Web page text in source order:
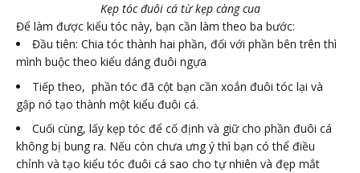
Kẹp tóc đuôi cá từ kẹp càng cua
Để làm được kiểu tóc này, bạn cần làm theo ba bước:
Đầu tiên: Chia tóc thành hai phần, đối với phần bên trên thì
mình buộc theo kiểu dáng đuôi ngựa
Tiếp theo, phần tóc đã cột bạn cần xoắn đuôi tóc lại và
gập nó tạo thành một kiểu đuôi cá.
Cuối cùng, lấy kẹp tóc để cố định và giữ cho phần đuôi cá
không bị bung ra. Nếu còn chưa ưng ý thì bạn có thể điều
chỉnh và tạo kiểu tóc đuôi cá sao cho tự nhiên và đẹp mắt